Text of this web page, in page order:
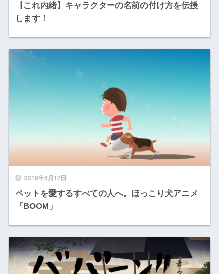
【これ内緒】キャラクターの名前の付け方を伝授
します！
2018年3月17日
ペットを愛するすべての人へ。ほっこり犬アニメ
「BOOM」